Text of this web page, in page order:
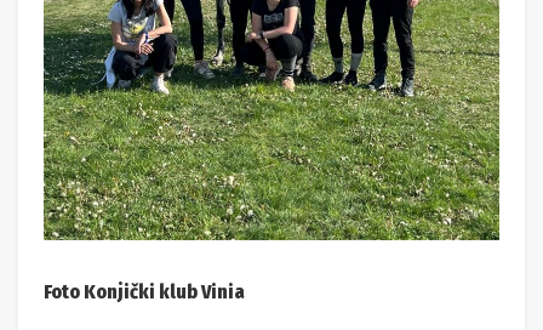
Foto Konjički klub Vinia